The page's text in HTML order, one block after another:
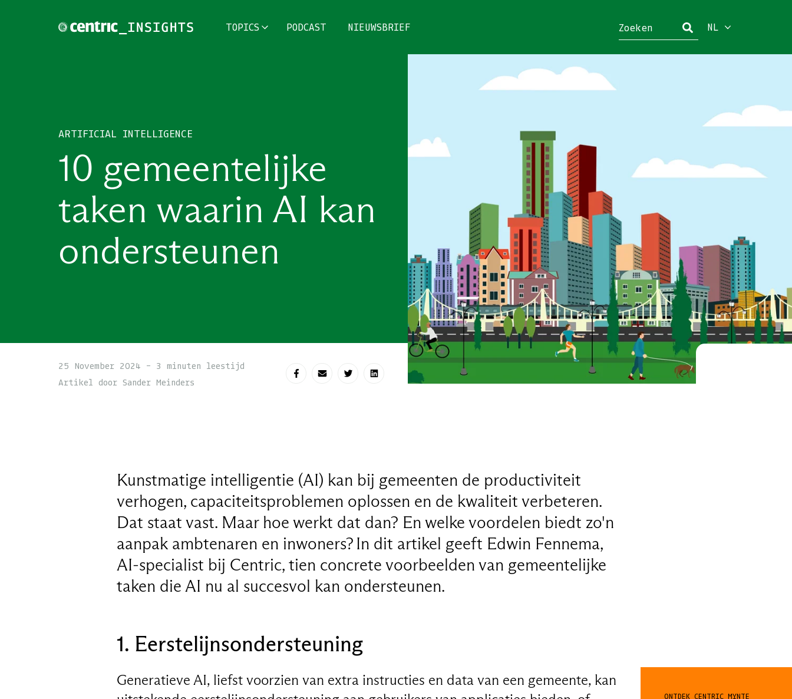
TOPICS PODCAST NIEUWSBRIEF NL
ARTIFICIAL INTELLIGENCE
10 gemeentelijke
taken waarin AI kan
ondersteunen
25 November 2024 - 3 minuten leestijd
Artikel door Sander Meinders
Deel op Twitter
Deel op LinkedIn
Kunstmatige intelligentie (AI) kan bij gemeenten de productiviteit
verhogen, capaciteitsproblemen oplossen en de kwaliteit verbeteren.
Dat staat vast. Maar hoe werkt dat dan? En welke voordelen biedt zo'n
aanpak ambtenaren en inwoners? In dit artikel geeft Edwin Fennema,
AI-specialist bij Centric, tien concrete voorbeelden van gemeentelijke
taken die AI nu al succesvol kan ondersteunen.
1. Eerstelijnsondersteuning
Generatieve AI, liefst voorzien van extra instructies en data van een gemeente, kan
ONTDEK CENTRIC MYNTE
Sluiten
PODCAST
NIEUWSBRIEF